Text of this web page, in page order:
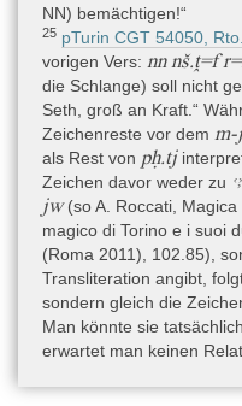
NN) bemächtigen!“
25 pTurin CGT 54050,
vorigen Vers: nn nš.ṱ=f
die Schlange) soll nicht
Seth, groß an Kraft.“
Zeichenreste vor dem
als Rest von pḥ.tj
Zeichen davor weder zu ꜥꜣ
jw(so A. Roccati,
magico di Torino e i suoi
(Roma 2011), 102.85),
Transliteration angibt,
sondern gleich die
Man könnte sie
erwartet man keinen